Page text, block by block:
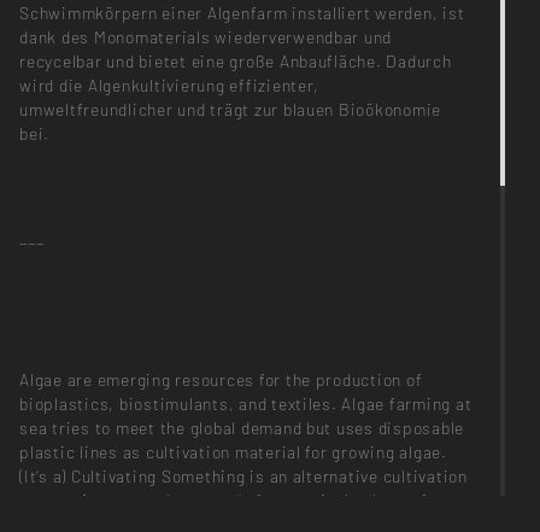
Schwimmkörpern einer Algenfarm installiert werden, ist
dank des Monomaterials wiederverwendbar und
recycelbar und bietet eine große Anbaufläche. Dadurch
wird die Algenkultivierung effizienter,
umweltfreundlicher und trägt zur blauen Bioökonomie
bei.
___
Algae are emerging resources for the production of
bioplastics, biostimulants, and textiles. Algae farming at
sea tries to meet the global demand but uses disposable
plastic lines as cultivation material for growing algae.
(It‘s a) Cultivating Something is an alternative cultivation
system for green algae, made from a single sheet of